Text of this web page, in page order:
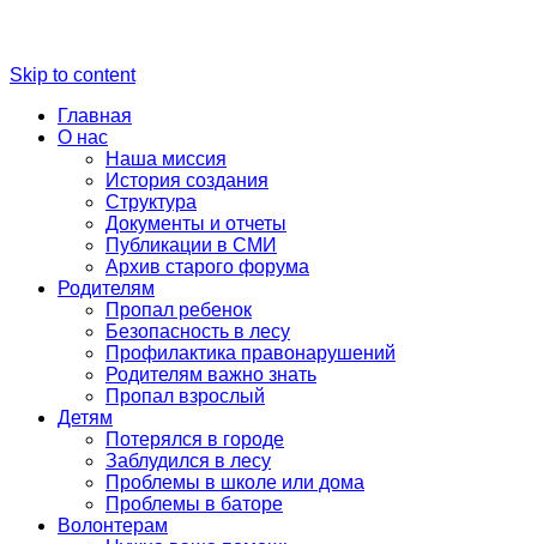
Skip to content
Главная
О нас
Наша миссия
История создания
Структура
Документы и отчеты
Публикации в СМИ
Архив старого форума
Родителям
Пропал ребенок
Безопасность в лесу
Профилактика правонарушений
Родителям важно знать
Пропал взрослый
Детям
Потерялся в городе
Заблудился в лесу
Проблемы в школе или дома
Проблемы в баторе
Волонтерам